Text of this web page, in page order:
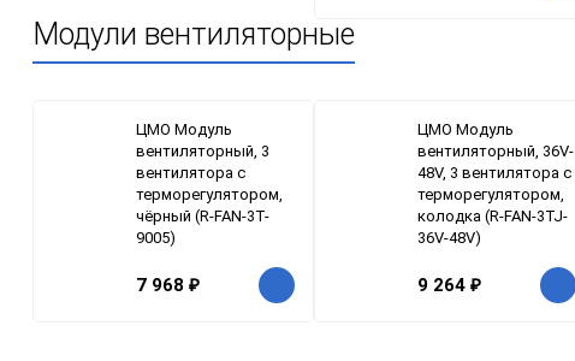
Модули вентиляторные
ЦМО Модуль
вентиляторный, 3
вентилятора с
терморегулятором,
чёрный (R-FAN-3T-
9005)
7 968 ₽
ЦМО Модуль
вентиляторный, 36V-
48V, 3 вентилятора с
терморегулятором,
колодка (R-FAN-3TJ-
36V-48V)
9 264 ₽